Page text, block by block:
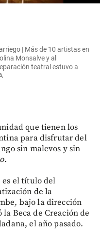
| Más de 10 artistas en
Monsalve y al
teatral estuvo a
que tienen los
para disfrutar del
sin malevos y sin
.
es el título del
de la
bajo la dirección
la Beca de Creación de
el año pasado.